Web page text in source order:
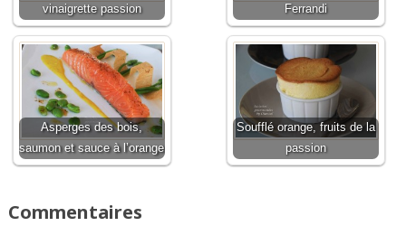
vinaigrette passion
Ferrandi
Asperges des bois,
saumon et sauce à l’orange
Soufflé orange, fruits de la
passion
Commentaires